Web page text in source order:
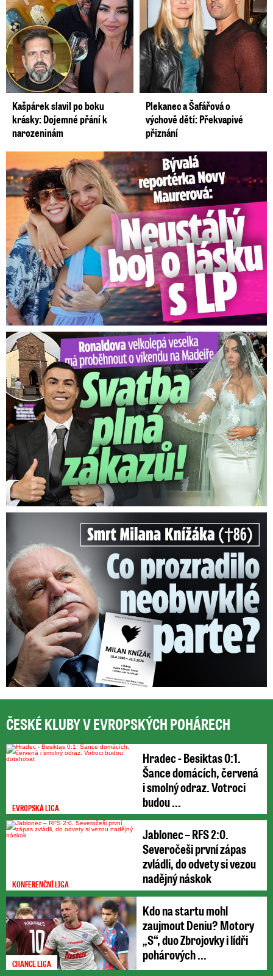
Kašpárek slavil po boku
krásky: Dojemné přání k
narozeninám
Plekanec a Šafářová o
výchově dětí: Překvapivé
přiznání
Bývalá reportérka Novy Maurerová: Neustálý boj o lásku s ...
Ronaldova velkolepá veselka na Madeiře: Svatba plná zákazů!
Smrt Milana Knížáka (†86): Co prozradilo neobvyklé parte?
ČESKÉ KLUBY V EVROPSKÝCH POHÁRECH
EVROPSKÁ LIGA
Hradec - Besiktas 0:1.
Šance domácích, červená
i smolný odraz. Votroci
budou ...
KONFERENČNÍ LIGA
Jablonec – RFS 2:0.
Severočeši první zápas
zvládli, do odvety si vezou
nadějný náskok
CHANCE LIGA
Kdo na startu mohl
zaujmout Deniu? Motory
„S“, duo Zbrojovky i lídři
pohárových ...